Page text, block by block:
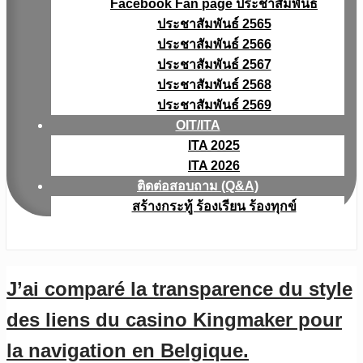
Facebook Fan page ประชาสัมพันธ์
ประชาสัมพันธ์ 2565
ประชาสัมพันธ์ 2566
ประชาสัมพันธ์ 2567
ประชาสัมพันธ์ 2568
ประชาสัมพันธ์ 2569
OIT/ITA
ITA 2025
ITA 2026
ติดต่อสอบถาม (Q&A)
สร้างกระทู้ ร้องเรียน ร้องทุกข์
J’ai comparé la transparence du style
des liens du casino Kingmaker pour
la navigation en Belgique.